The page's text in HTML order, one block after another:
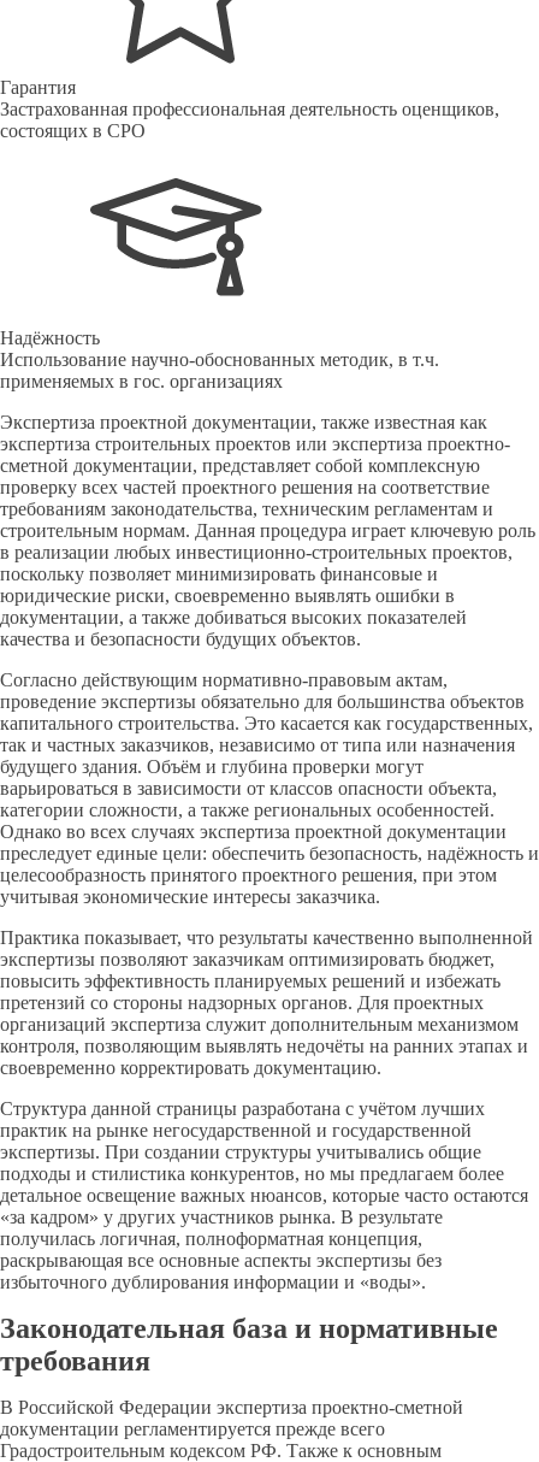
Гарантия
Застрахованная профессиональная деятельность оценщиков,
состоящих в СРО
Надёжность
Использование научно-обоснованных методик, в т.ч.
применяемых в гос. организациях
Экспертиза проектной документации, также известная как
экспертиза строительных проектов или экспертиза проектно-
сметной документации, представляет собой комплексную
проверку всех частей проектного решения на соответствие
требованиям законодательства, техническим регламентам и
строительным нормам. Данная процедура играет ключевую роль
в реализации любых инвестиционно-строительных проектов,
поскольку позволяет минимизировать финансовые и
юридические риски, своевременно выявлять ошибки в
документации, а также добиваться высоких показателей
качества и безопасности будущих объектов.
Согласно действующим нормативно-правовым актам,
проведение экспертизы обязательно для большинства объектов
капитального строительства. Это касается как государственных,
так и частных заказчиков, независимо от типа или назначения
будущего здания. Объём и глубина проверки могут
варьироваться в зависимости от классов опасности объекта,
категории сложности, а также региональных особенностей.
Однако во всех случаях экспертиза проектной документации
преследует единые цели: обеспечить безопасность, надёжность и
целесообразность принятого проектного решения, при этом
учитывая экономические интересы заказчика.
Практика показывает, что результаты качественно выполненной
экспертизы позволяют заказчикам оптимизировать бюджет,
повысить эффективность планируемых решений и избежать
претензий со стороны надзорных органов. Для проектных
организаций экспертиза служит дополнительным механизмом
контроля, позволяющим выявлять недочёты на ранних этапах и
своевременно корректировать документацию.
Структура данной страницы разработана с учётом лучших
практик на рынке негосударственной и государственной
экспертизы. При создании структуры учитывались общие
подходы и стилистика конкурентов, но мы предлагаем более
детальное освещение важных нюансов, которые часто остаются
«за кадром» у других участников рынка. В результате
получилась логичная, полноформатная концепция,
раскрывающая все основные аспекты экспертизы без
избыточного дублирования информации и «воды».
Законодательная база и нормативные
требования
В Российской Федерации экспертиза проектно-сметной
документации регламентируется прежде всего
Градостроительным кодексом РФ. Также к основным